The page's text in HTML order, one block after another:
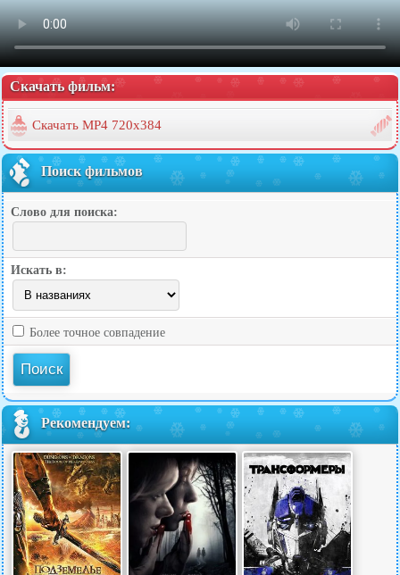
Скачать фильм:
Скачать MP4 720x384
Поиск фильмов
Слово для поиска:
Искать в:
Более точное совпадение
Рекомендуем: